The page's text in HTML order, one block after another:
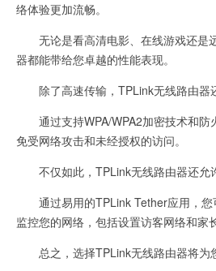
络体验更加流畅。
无论是看高清电影、在线游戏还是
器都能带给您卓越的性能表现。
除了高速传输，TPLink无线路由器
通过支持WPA/WPA2加密技术和防
免受网络攻击和未经授权的访问。
不仅如此，TPLink无线路由器还允
通过易用的TPLink Tether应用，您
监控您的网络，包括设置访客网络和家
总之，选择TPLink无线路由器将为